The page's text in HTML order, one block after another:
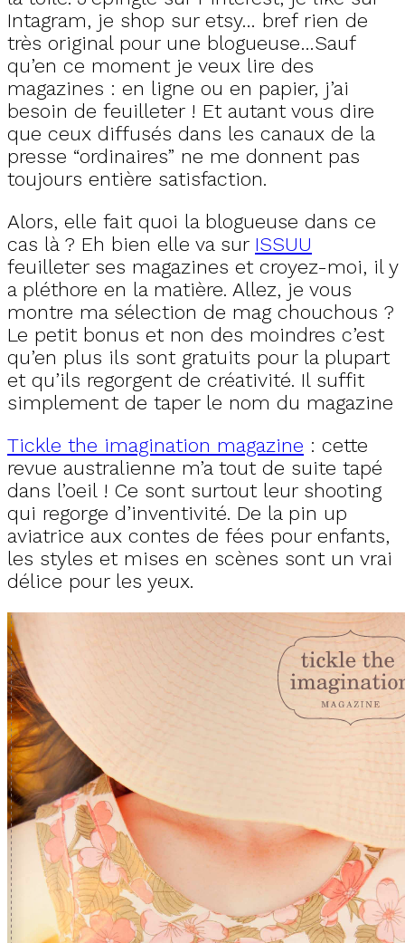
Intagram, je shop sur etsy… bref rien de
très original pour une blogueuse…Sauf
qu’en ce moment je veux lire des
magazines : en ligne ou en papier, j’ai
besoin de feuilleter ! Et autant vous dire
que ceux diffusés dans les canaux de la
presse “ordinaires” ne me donnent pas
toujours entière satisfaction.
Alors, elle fait quoi la blogueuse dans ce
cas là ? Eh bien elle va sur ISSUU
feuilleter ses magazines et croyez-moi, il y
a pléthore en la matière. Allez, je vous
montre ma sélection de mag chouchous ?
Le petit bonus et non des moindres c’est
qu’en plus ils sont gratuits pour la plupart
et qu’ils regorgent de créativité. Il suffit
simplement de taper le nom du magazine
Tickle the imagination magazine : cette
revue australienne m’a tout de suite tapé
dans l’oeil ! Ce sont surtout leur shooting
qui regorge d’inventivité. De la pin up
aviatrice aux contes de fées pour enfants,
les styles et mises en scènes sont un vrai
délice pour les yeux.